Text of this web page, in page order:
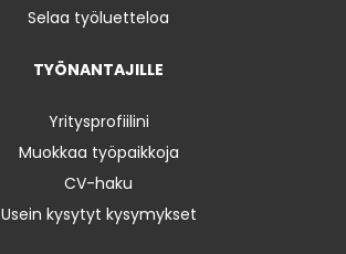
Selaa työluetteloa
TYÖNANTAJILLE
Yritysprofiilini
Muokkaa työpaikkoja
CV-haku
Usein kysytyt kysymykset